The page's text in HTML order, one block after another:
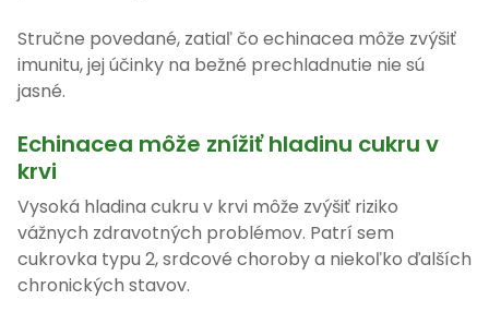
Stručne povedané, zatiaľ čo echinacea môže zvýšiť
imunitu, jej účinky na bežné prechladnutie nie sú
jasné.
Echinacea môže znížiť hladinu cukru v
krvi
Vysoká hladina cukru v krvi môže zvýšiť riziko
vážnych zdravotných problémov. Patrí sem
cukrovka typu 2, srdcové choroby a niekoľko ďalších
chronických stavov.